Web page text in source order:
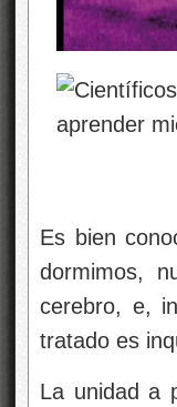
Es bien
dormimos,
cerebro, e,
tratado es
La unidad a